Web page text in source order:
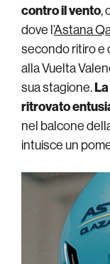
contro il vento,
dove l’Astana
secondo ritiro e
alla Vuelta
sua stagione.
ritrovato
nel balcone
intuisce un